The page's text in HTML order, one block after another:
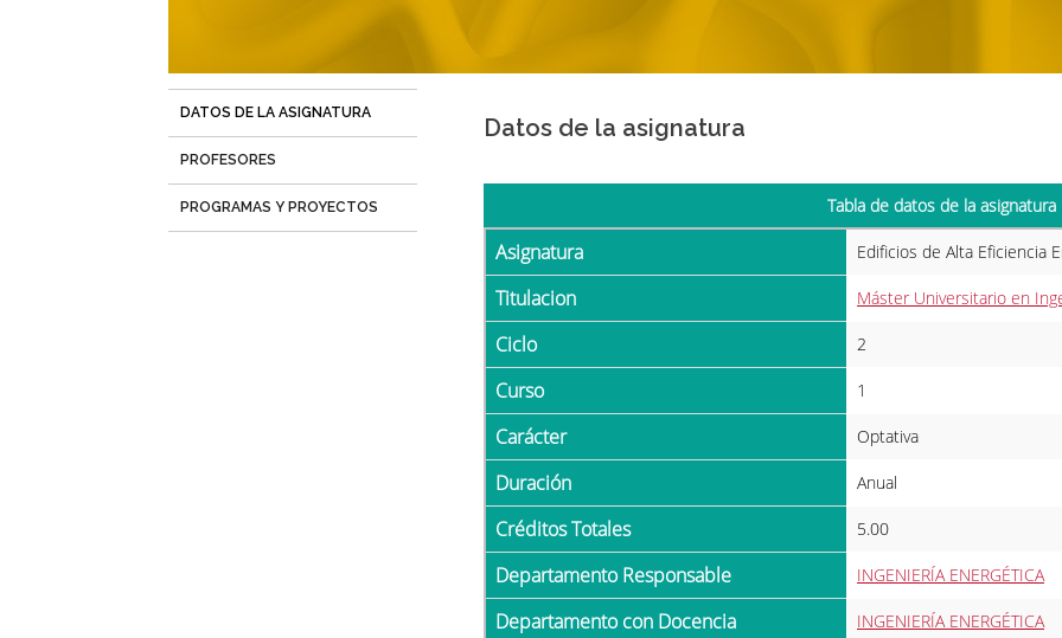
DATOS DE LA ASIGNATURA
activa)
PROFESORES
PROGRAMAS Y PROYECTOS
Datos de la asignatura
Tabla de datos de la asignatura
Asignatura Edificios de Alta Eficiencia
Titulacion Máster Universitario en
Ciclo 2
Curso 1
Carácter Optativa
Duración Anual
Créditos Totales 5.00
Departamento Responsable INGENIERÍA ENERGÉTICA
Departamento con Docencia INGENIERÍA ENERGÉTICA